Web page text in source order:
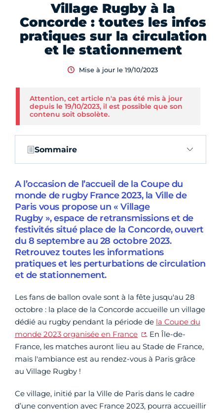
Village Rugby à la
Concorde : toutes les infos
pratiques sur la circulation
et le stationnement
Mise à jour le 19/10/2023
Attention, cet article n'a pas été mis à jour
depuis le 19/10/2023, il est possible que son
contenu soit obsolète.
Sommaire
A l’occasion de l’accueil de la Coupe du
monde de rugby France 2023, la Ville de
Paris vous propose un « Village
Rugby », espace de retransmissions et de
festivités situé place de la Concorde, ouvert
du 8 septembre au 28 octobre 2023.
Retrouvez toutes les informations
pratiques et les perturbations de circulation
et de stationnement.
Les fans de ballon ovale sont à la fête jusqu'au 28
octobre : la place de la Concorde accueille un village
dédié au rugby pendant la période de la Coupe du
monde 2023 organisée en France
. En Île-de-
France, les matches auront lieu au Stade de France,
mais l'ambiance est au rendez-vous à Paris grâce
au Village Rugby !
Ce village, initié par la Ville de Paris dans le cadre
d’une convention avec France 2023, pourra accueillir